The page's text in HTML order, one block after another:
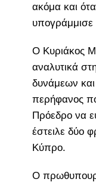
ακόμα και
Ο Κυριάκος
αναλυτικά
δυνάμεων
περήφανος
Πρόεδρο να
έστειλε δύο
Κύπρο.
Ο